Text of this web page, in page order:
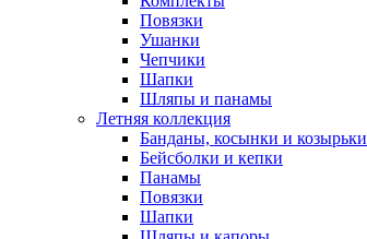
Повязки
Ушанки
Чепчики
Шапки
Шляпы и панамы
Летняя коллекция
Банданы, косынки и козырьки
Бейсболки и кепки
Панамы
Повязки
Шапки